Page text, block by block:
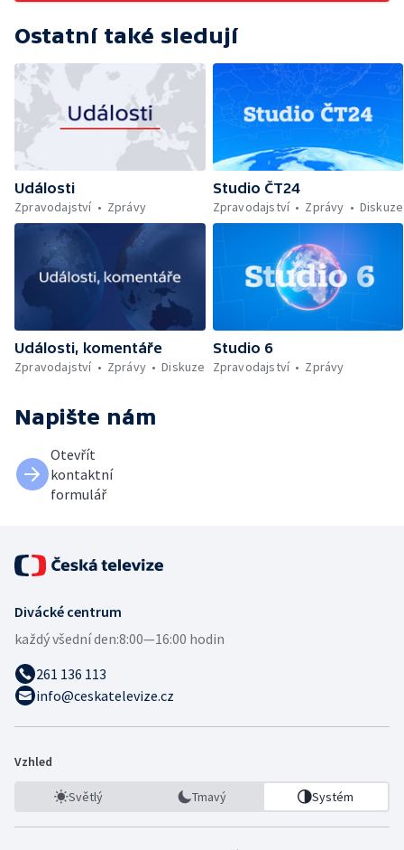
Ostatní také sledují
Události
Zpravodajství
Zprávy
Studio ČT24
Zpravodajství
Zprávy Diskuze
Události, komentáře
Zpravodajství
Zprávy Diskuze
Studio 6
Zpravodajství
Zprávy
Napište nám
Otevřít
kontaktní
formulář
Divácké centrum
každý všední den:8:00—16:00 hodin
261 136 113
info@ceskatelevize.cz
Vzhled
Světlý Tmavý Systém